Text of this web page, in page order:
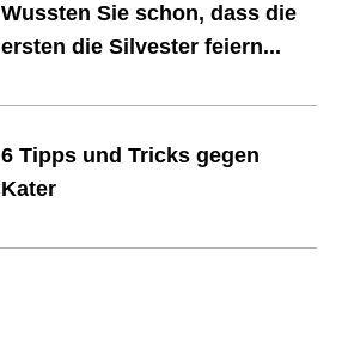
Wussten Sie schon, dass die
ersten die Silvester feiern...
6 Tipps und Tricks gegen
Kater